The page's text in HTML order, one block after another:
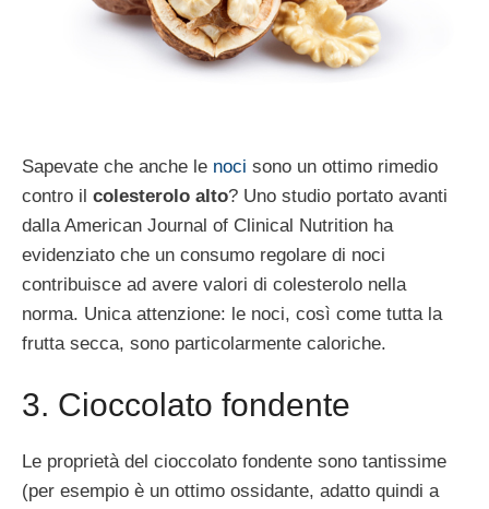
Sapevate che anche le noci sono un ottimo rimedio
contro il colesterolo alto? Uno studio portato avanti
dalla American Journal of Clinical Nutrition ha
evidenziato che un consumo regolare di noci
contribuisce ad avere valori di colesterolo nella
norma. Unica attenzione: le noci, così come tutta la
frutta secca, sono particolarmente caloriche.
3. Cioccolato fondente
Le proprietà del cioccolato fondente sono tantissime
(per esempio è un ottimo ossidante, adatto quindi a